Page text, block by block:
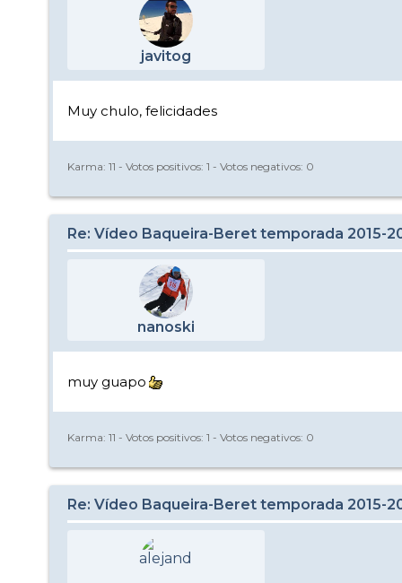
javitog
Muy chulo, felicidades
Karma: 11 - Votos positivos: 1 - Votos negativos: 0
Re: Vídeo Baqueira-Beret temporada 2015-
nanoski
muy guapo
Karma: 11 - Votos positivos: 1 - Votos negativos: 0
Re: Vídeo Baqueira-Beret temporada 2015-